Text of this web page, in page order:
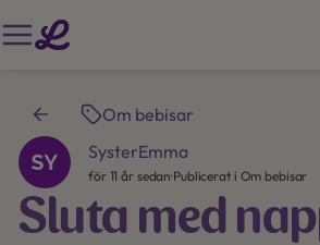
Om bebisar
SysterEmma
för 11 år sedan·Publicerat i Om bebisar
Sluta med